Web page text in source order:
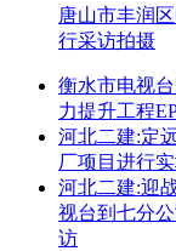
唐山市丰润
行采访拍摄
衡水市电视
力提升工程
河北二建:定
厂项目进行
河北二建:迎
视台到七分
访